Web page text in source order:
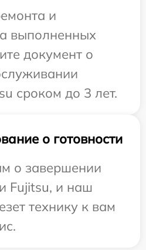
и
выполненных
документ о
сроком до 3 лет.
о готовности
о завершении
Fujitsu, и наш
технику к вам